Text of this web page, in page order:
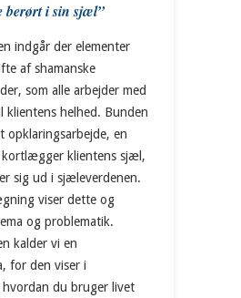
berørt i sin sjæl”
indgår der elementer
af shamanske
som alle arbejder med
klientens helhed. Bunden
opklaringsarbejde, en
kortlægger klientens sjæl,
sig ud i sjæleverdenen.
viser dette og
og problematik.
kalder vi en
for den viser i
hvordan du bruger livet